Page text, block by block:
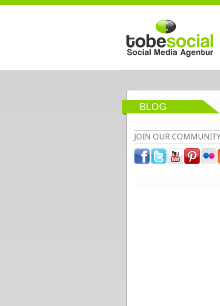
Direkt zum Inhalt
BLOG
JOIN OUR